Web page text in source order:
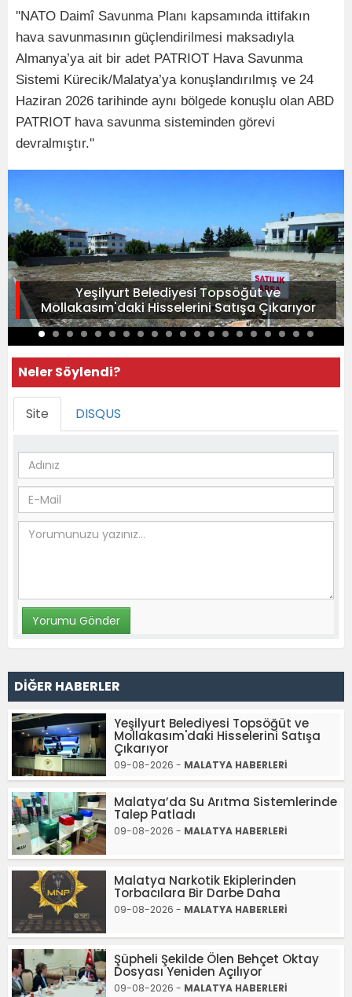
''NATO Daimî Savunma Planı kapsamında ittifakın
hava savunmasının güçlendirilmesi maksadıyla
Almanya’ya ait bir adet PATRIOT Hava Savunma
Sistemi Kürecik/Malatya’ya konuşlandırılmış ve 24
Haziran 2026 tarihinde aynı bölgede konuşlu olan ABD
PATRIOT hava savunma sisteminden görevi
devralmıştır.''
Yeşilyurt Belediyesi Topsöğüt ve
Mollakasım'daki Hisselerini Satışa Çıkarıyor
Neler Söylendi?
Site DISQUS
DİĞER HABERLER
Yeşilyurt Belediyesi Topsöğüt ve
Mollakasım'daki Hisselerini Satışa
Çıkarıyor
09-08-2026 - MALATYA HABERLERİ
Malatya’da Su Arıtma Sistemlerinde
Talep Patladı
09-08-2026 - MALATYA HABERLERİ
Malatya Narkotik Ekiplerinden
Torbacılara Bir Darbe Daha
09-08-2026 - MALATYA HABERLERİ
Şüpheli Şekilde Ölen Behçet Oktay
Dosyası Yeniden Açılıyor
09-08-2026 - MALATYA HABERLERİ